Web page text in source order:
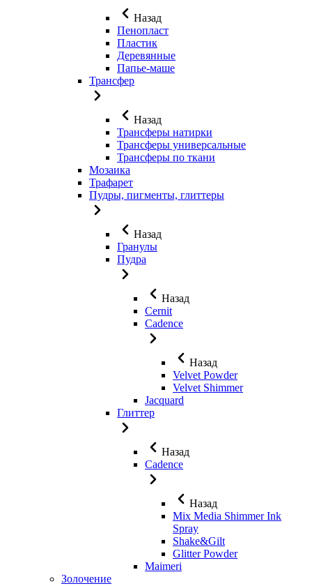
Назад
Пенопласт
Пластик
Деревянные
Папье-маше
Трансфер
Назад
Трансферы натирки
Трансферы универсальные
Трансферы по ткани
Мозаика
Трафарет
Пудры, пигменты, глиттеры
Назад
Гранулы
Пудра
Назад
Cernit
Cadence
Назад
Velvet Powder
Velvet Shimmer
Jaсquard
Глиттер
Назад
Cadence
Назад
Mix Media Shimmer Ink
Spray
Shake&Gilt
Glitter Powder
Maimeri
Золочение